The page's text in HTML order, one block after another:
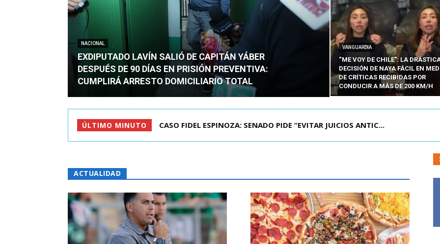
NACIONAL
EXDIPUTADO LAVÍN SALIÓ DE CAPITÁN YÁBER
DESPUÉS DE 90 DÍAS EN PRISIÓN PREVENTIVA:
CUMPLIRÁ ARRESTO DOMICILIARIO TOTAL
VANGUARDIA
“ME VOY DE CHILE”: LA
DECISIÓN DE NAYA FÁCIL EN
DE CRÍTICAS RECIBIDAS POR
CONDUCIR A MÁS DE 200 KM/H
ÚLTIMO MINUTO TC ADMITE A TRÁMITE Y DECLARA ADMISIBLES LOS TRES REQU...
ACTUALIDAD